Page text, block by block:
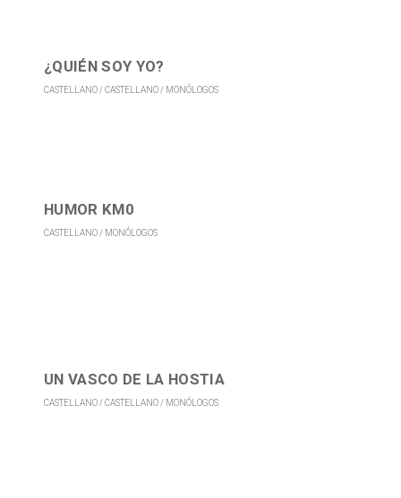
¿QUIÉN SOY YO?
CASTELLANO CASTELLANO MONÓLOGOS
HUMOR KM0
CASTELLANO MONÓLOGOS
UN VASCO DE LA HOSTIA
CASTELLANO CASTELLANO MONÓLOGOS